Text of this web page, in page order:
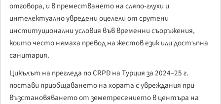
отговора, и в преместването на сляпо-глухи и
интелектуално увредени оцелели от срутени
институционални условия във временни съоръжения,
които често нямаха превод на жестов език или достъпна
санитария.
Цикълът на прегледа по CRPD на Турция за 2024–25 г.
постави приобщаването на хората с увреждания при
възстановяването от земетресението в центъра на